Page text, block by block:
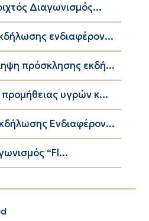
Διαγωνισμός...
ενδιαφέρον...
πρόσκλησης εκδή...
υγρών κ...
Ενδιαφέρον...
“Fl...